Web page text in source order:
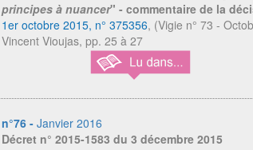
principes à nuancer" - commentaire de la
1er octobre 2015, n° 375356, (Vigie n° 73 -
Vincent Vioujas, pp. 25 à 27
n°76 - Janvier 2016
Décret n° 2015-1583 du 3 décembre 2015